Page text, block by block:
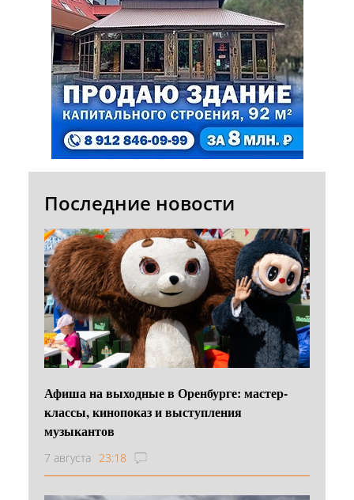
Последние новости
Афиша на выходные в Оренбурге: мастер-
классы, кинопоказ и выступления
музыкантов
7 августа 23:18